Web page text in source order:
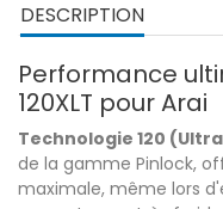
DESCRIPTION
Performance
120XLT pour Arai
Technologie 120
de la gamme Pinlock,
maximale, même lors